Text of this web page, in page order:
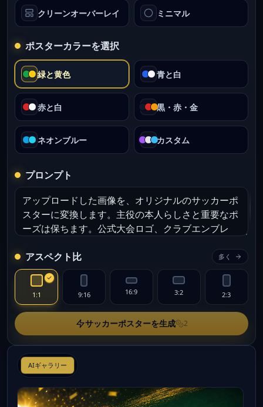
クリーンオーバーレイ ミニマル
ポスターカラーを選択
緑と黄色 青と白
赤と白 黒・赤・金
ネオンブルー カスタム
プロンプト
アスペクト比 多く
1:1 9:16 16:9 3:2 2:3
サッカーポスターを生成 2
AIギャラリー